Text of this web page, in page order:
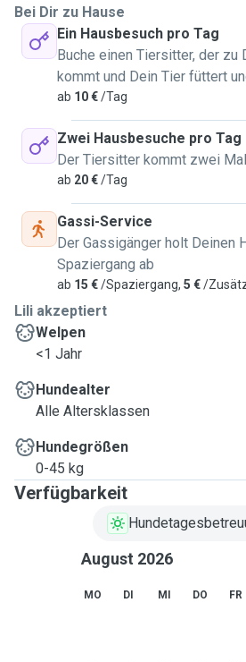
Bei Dir zu Hause
Ein Hausbesuch pro Tag
Buche einen Tiersitter, der zu
kommt und Dein Tier füttert
ab 10 €/Tag
Zwei Hausbesuche pro Tag
Der Tiersitter kommt zwei
ab 20 €/Tag
Gassi-Service
Der Gassigänger holt Deinen
Spaziergang ab
ab 15 €/Spaziergang, 5 €/
Lili akzeptiert
Welpen
<1 Jahr
Hundealter
Alle Altersklassen
Hundegrößen
0-45 kg
Verfügbarkeit
August 2026
MO DI MI DO FR